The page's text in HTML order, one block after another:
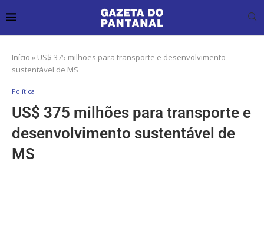
Início » US$ 375 milhões para transporte e desenvolvimento
sustentável de MS
Política
US$ 375 milhões para transporte e
desenvolvimento sustentável de
MS